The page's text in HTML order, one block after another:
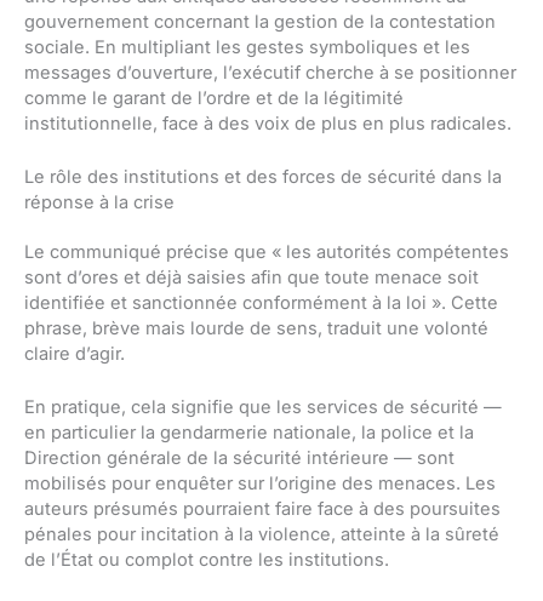
gouvernement concernant la gestion de la contestation
sociale. En multipliant les gestes symboliques et les
messages d’ouverture, l’exécutif cherche à se positionner
comme le garant de l’ordre et de la légitimité
institutionnelle, face à des voix de plus en plus radicales.
Le rôle des institutions et des forces de sécurité dans la
réponse à la crise
Le communiqué précise que « les autorités compétentes
sont d’ores et déjà saisies afin que toute menace soit
identifiée et sanctionnée conformément à la loi ». Cette
phrase, brève mais lourde de sens, traduit une volonté
claire d’agir.
En pratique, cela signifie que les services de sécurité —
en particulier la gendarmerie nationale, la police et la
Direction générale de la sécurité intérieure — sont
mobilisés pour enquêter sur l’origine des menaces. Les
auteurs présumés pourraient faire face à des poursuites
pénales pour incitation à la violence, atteinte à la sûreté
de l’État ou complot contre les institutions.